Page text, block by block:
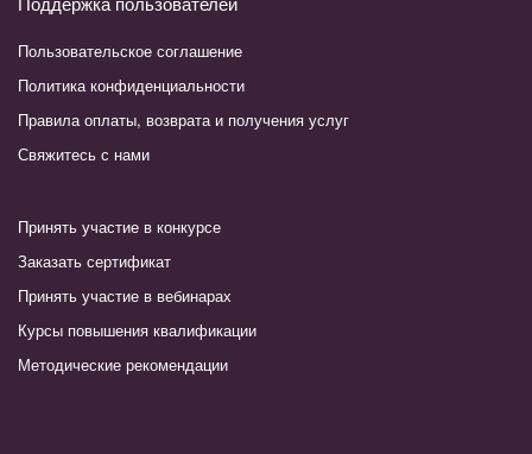
Пользовательское соглашение
Политика конфиденциальности
Правила оплаты, возврата и получения услуг
Свяжитесь с нами
Принять участие в конкурсе
Заказать сертификат
Принять участие в вебинарах
Курсы повышения квалификации
Методические рекомендации